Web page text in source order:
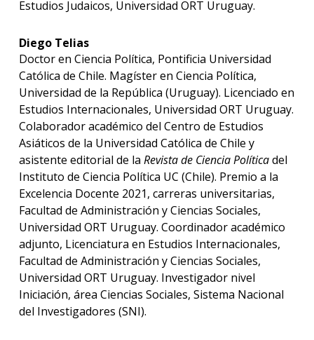
Estudios Judaicos, Universidad ORT Uruguay.
Diego Telias
Doctor en Ciencia Política, Pontificia Universidad
Católica de Chile. Magíster en Ciencia Política,
Universidad de la República (Uruguay). Licenciado en
Estudios Internacionales, Universidad ORT Uruguay.
Colaborador académico del Centro de Estudios
Asiáticos de la Universidad Católica de Chile y
asistente editorial de la Revista de Ciencia Políticadel
Instituto de Ciencia Política UC (Chile). Premio a la
Excelencia Docente 2021, carreras universitarias,
Facultad de Administración y Ciencias Sociales,
Universidad ORT Uruguay. Coordinador académico
adjunto, Licenciatura en Estudios Internacionales,
Facultad de Administración y Ciencias Sociales,
Universidad ORT Uruguay. Investigador nivel
Iniciación, área Ciencias Sociales, Sistema Nacional
del Investigadores (SNI).